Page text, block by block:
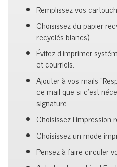
Remplissez vos
Choisissez du papier
recyclés blancs)
Évitez d’imprimer
et courriels.
Ajouter à vos mails
ce mail que si c’est
signature.
Choisissez l’impression
Choisissez un mode
Pensez à faire circuler